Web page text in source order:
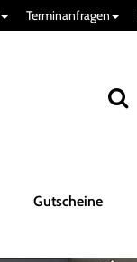
Terminanfragen
Gutscheine